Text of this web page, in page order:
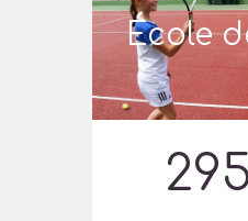
École